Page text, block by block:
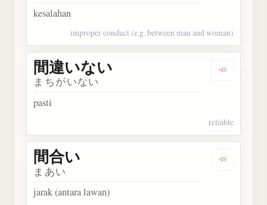
kesalahan
improper conduct (e.g. between man and woman)
間違いない
まちがいない
pasti
reliable
間合い
まあい
jarak (antara lawan)